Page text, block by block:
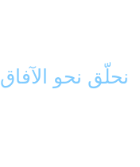
نحلّق نحو الآفاق